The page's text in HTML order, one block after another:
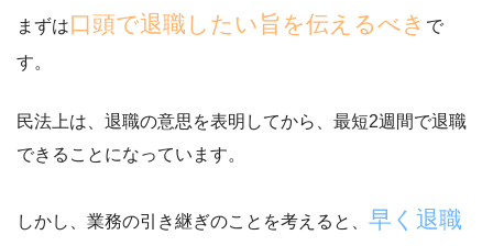
まずは口頭で退職したい旨を伝えるべき で
す。
民法上は、退職の意思を表明してから、最短2週間で退職
できることになっています。
しかし、業務の引き継ぎのことを考えると、 早く退職